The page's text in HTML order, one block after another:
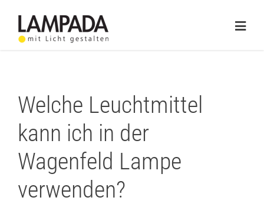
content
Online-Shop
Lichtplanung
Referenzen
Service
Welche Leuchtmittel
kann ich in der
Wagenfeld Lampe
verwenden?